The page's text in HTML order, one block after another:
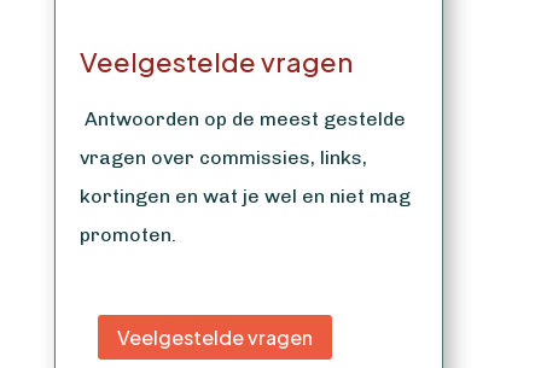
Veelgestelde vragen
Antwoorden op de meest gestelde
vragen over commissies, links,
kortingen en wat je wel en niet mag
promoten.
Veelgestelde vragen